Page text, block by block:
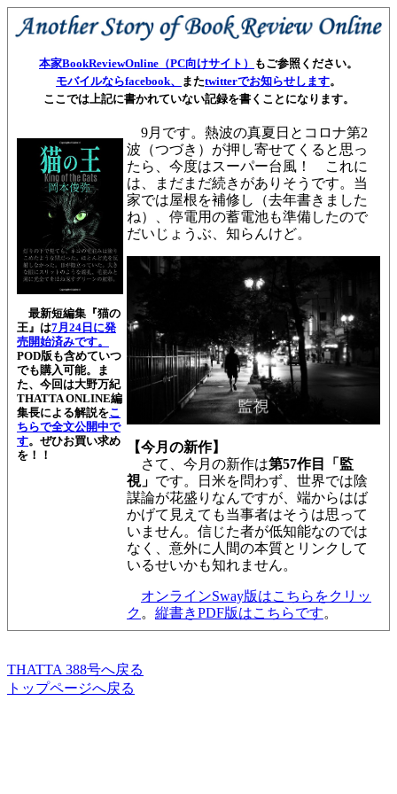
本家BookReviewOnline（PC向けサイト）
もご参照ください。
モバイルならfacebook、
またtwitterでお知らせします。
ここでは上記に書かれていない記録を書くことになります。
最新短編集『猫の
王』は7月24日に発
売開始済みです。
POD版も含めていつ
でも購入可能。ま
た、今回は大野万紀
THATTA ONLINE編
集長による解説をこ
ちらで全文公開中で
す。 ぜひお買い求め
を！！
9月です。熱波の真夏日とコロナ第2
波（つづき）が押し寄せてくると思っ
たら、今度はスーパー台風！ これに
は、まだまだ続きがありそうです。当
家では屋根を補修し（去年書きました
ね）、停電用の蓄電池も準備したので
だいじょうぶ、知らんけど。
【今月の新作】
さて、今月の新作は第57作目「監
視」 です。日米を問わず、世界では陰
謀論が花盛りなんですが、端からはば
かげて見えても当事者はそうは思って
いません。信じた者が低知能なのでは
なく、意外に人間の本質とリンクして
いるせいかも知れません。
オンラインSway版はこちらをクリッ
ク 。 縦書きPDF版はこちらです。
THATTA 388号へ戻る
トップページへ戻る